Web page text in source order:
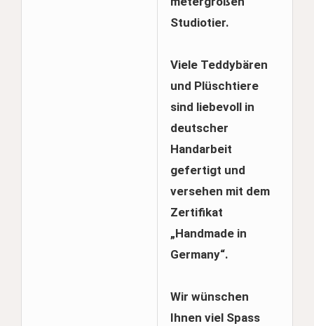
Studiotier.
Viele Teddybären
und Plüschtiere
sind liebevoll in
deutscher
Handarbeit
gefertigt und
versehen mit dem
Zertifikat
„Handmade in
Germany“.
Wir wünschen
Ihnen viel Spass